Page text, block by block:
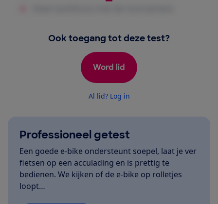
Ook toegang tot deze test?
Word lid
Al lid? Log in
Professioneel getest
Een goede e-bike ondersteunt soepel, laat je ver
fietsen op een acculading en is prettig te
bedienen. We kijken of de e-bike op rolletjes
loopt…